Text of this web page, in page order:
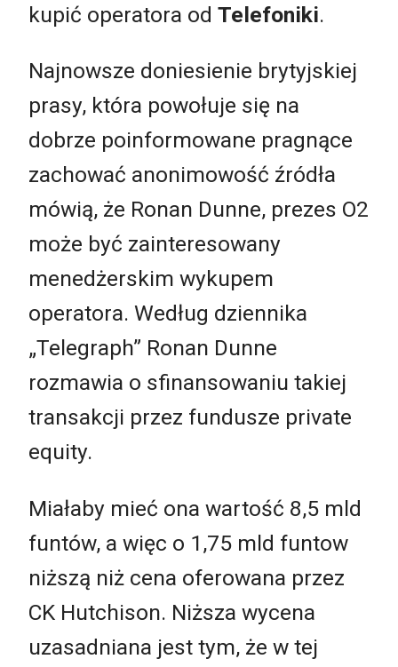
kupić operatora od Telefoniki.
Najnowsze doniesienie brytyjskiej
prasy, która powołuje się na
dobrze poinformowane pragnące
zachować anonimowość źródła
mówią, że Ronan Dunne, prezes O2
może być zainteresowany
menedżerskim wykupem
operatora. Według dziennika
„Telegraph” Ronan Dunne
rozmawia o sfinansowaniu takiej
transakcji przez fundusze private
equity.
Miałaby mieć ona wartość 8,5 mld
funtów, a więc o 1,75 mld funtow
niższą niż cena oferowana przez
CK Hutchison. Niższa wycena
uzasadniana jest tym, że w tej